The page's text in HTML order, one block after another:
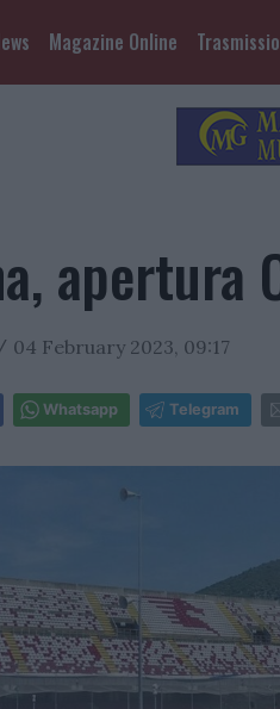
Magazine Online
apertura
04 February 2023, 09:17
Whatsapp Telegram